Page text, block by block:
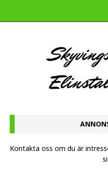
Kontakta oss om du är